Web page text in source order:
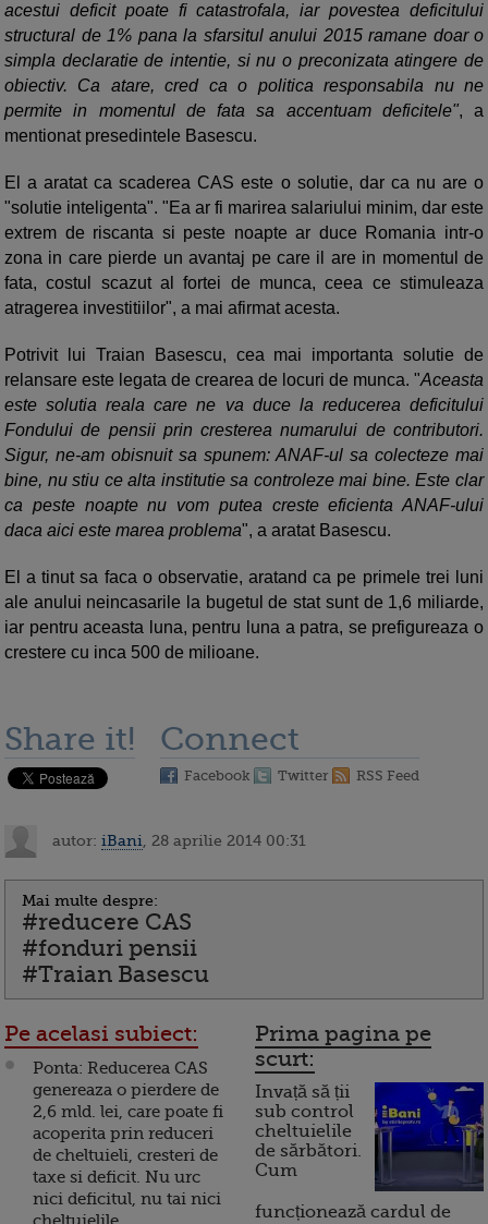
acestui deficit poate fi catastrofala, iar povestea deficitului
structural de 1% pana la sfarsitul anului 2015 ramane doar o
simpla declaratie de intentie, si nu o preconizata atingere de
obiectiv. Ca atare, cred ca o politica responsabila nu ne
permite in momentul de fata sa accentuam deficitele", a
mentionat presedintele Basescu.
El a aratat ca scaderea CAS este o solutie, dar ca nu are o
"solutie inteligenta". "Ea ar fi marirea salariului minim, dar este
extrem de riscanta si peste noapte ar duce Romania intr-o
zona in care pierde un avantaj pe care il are in momentul de
fata, costul scazut al fortei de munca, ceea ce stimuleaza
atragerea investitiilor", a mai afirmat acesta.
Potrivit lui Traian Basescu, cea mai importanta solutie de
relansare este legata de crearea de locuri de munca. "Aceasta
este solutia reala care ne va duce la reducerea deficitului
Fondului de pensii prin cresterea numarului de contributori.
Sigur, ne-am obisnuit sa spunem: ANAF-ul sa colecteze mai
bine, nu stiu ce alta institutie sa controleze mai bine. Este clar
ca peste noapte nu vom putea creste eficienta ANAF-ului
daca aici este marea problema", a aratat Basescu.
El a tinut sa faca o observatie, aratand ca pe primele trei luni
ale anului neincasarile la bugetul de stat sunt de 1,6 miliarde,
iar pentru aceasta luna, pentru luna a patra, se prefigureaza o
crestere cu inca 500 de milioane.
Share it! Connect
Facebook Twitter RSS Feed
autor: iBani , 28 aprilie 2014 00:31
Mai multe despre:
#reducere CAS
#fonduri pensii
#Traian Basescu
Pe acelasi subiect:
Ponta: Reducerea CAS
genereaza o pierdere de
2,6 mld. lei, care poate fi
acoperita prin reduceri
de cheltuieli, cresteri de
taxe si deficit. Nu urc
nici deficitul, nu tai nici
Prima pagina pe
scurt:
Invață să ții
sub control
cheltuielile
de sărbători.
Cum
funcționează cardul de